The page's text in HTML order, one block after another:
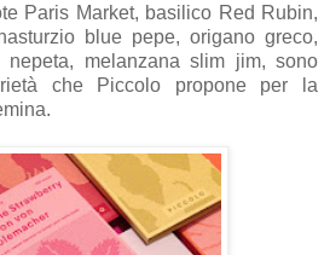
Paris Market, basilico Red Rubin,
blue pepe, origano greco,
nepeta, melanzana slim jim, sono
che Piccolo propone per la